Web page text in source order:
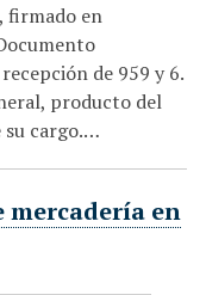
firmado en
de 959 y 6.
producto del
su cargo.…
mercadería en